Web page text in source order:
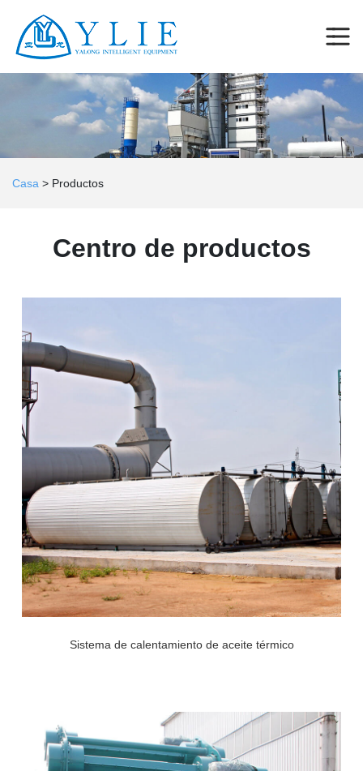
Casa > Productos
Centro de productos
Sistema de calentamiento de aceite térmico